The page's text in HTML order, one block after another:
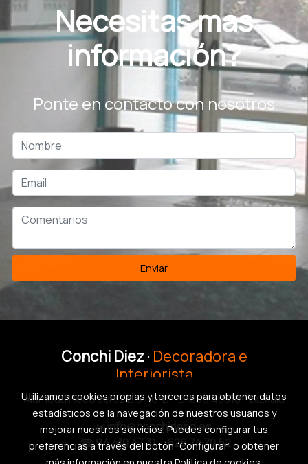
Necesitas mas
información?
Ponte en contacto con nosotros
Enviar
Conchi Diez· Decoradora e
Interiorista
Alameda Recalde 62 Bis - 6ºB - Bilbao 48010 - Bizkaia
✉info@conchideco.es
☎94 410 47 31-626 74 70 52
Utilizamos cookies propias y terceros para obtener datos
estadísticos de la navegación de nuestros usuarios y
mejorar nuestros servicios. Puedes configurar tus
preferencias a través del botón “Configurar” o obtener